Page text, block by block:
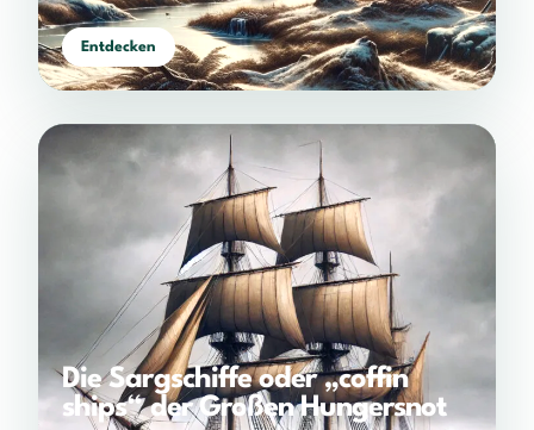
Entdecken
Die Sargschiffe oder „coffin
ships“ der Großen Hungersnot